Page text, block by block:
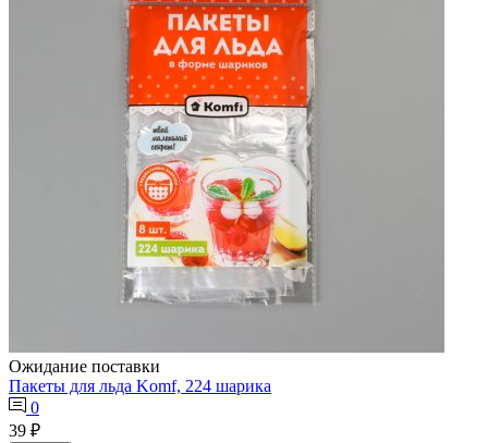
Ожидание поставки
Пакеты для льда Komf, 224 шарика
0
39 ₽